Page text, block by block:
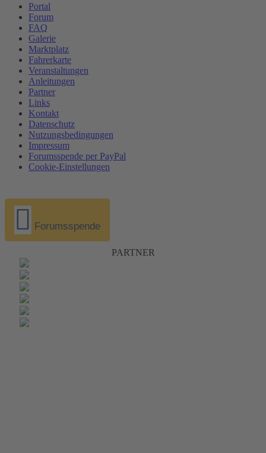
Portal
Forum
FAQ
Galerie
Marktplatz
Fahrerkarte
Veranstaltungen
Anleitungen
Partner
Links
Kontakt
Datenschutz
Nutzungsbedingungen
Impressum
Forumsspende per PayPal
Cookie-Einstellungen
Forumsspende
PARTNER